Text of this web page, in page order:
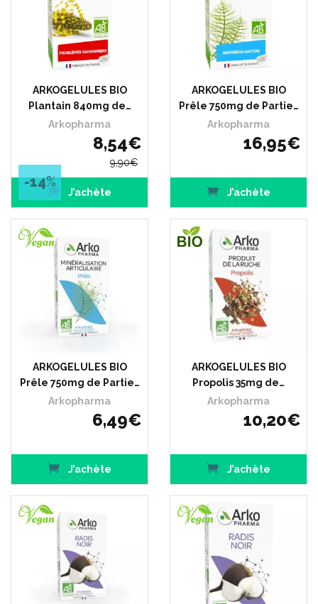
ARKOGELULES BIO
Plantain 840mg de…
Arkopharma
8,54€
9,90€
-14%
J’achète
ARKOGELULES BIO
Prêle 750mg de Partie…
Arkopharma
16,95€
J’achète
ARKOGELULES BIO
Prêle 750mg de Partie…
Arkopharma
6,49€
J’achète
ARKOGELULES BIO
Propolis 35mg de…
Arkopharma
10,20€
J’achète